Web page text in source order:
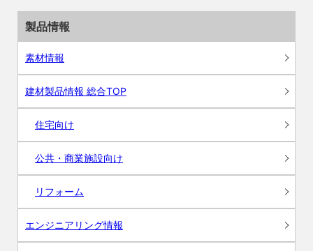
製品情報
素材情報
建材製品情報 総合TOP
住宅向け
公共・商業施設向け
リフォーム
エンジニアリング情報